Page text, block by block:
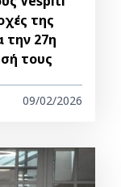
της
27η
τους
09/02/2026